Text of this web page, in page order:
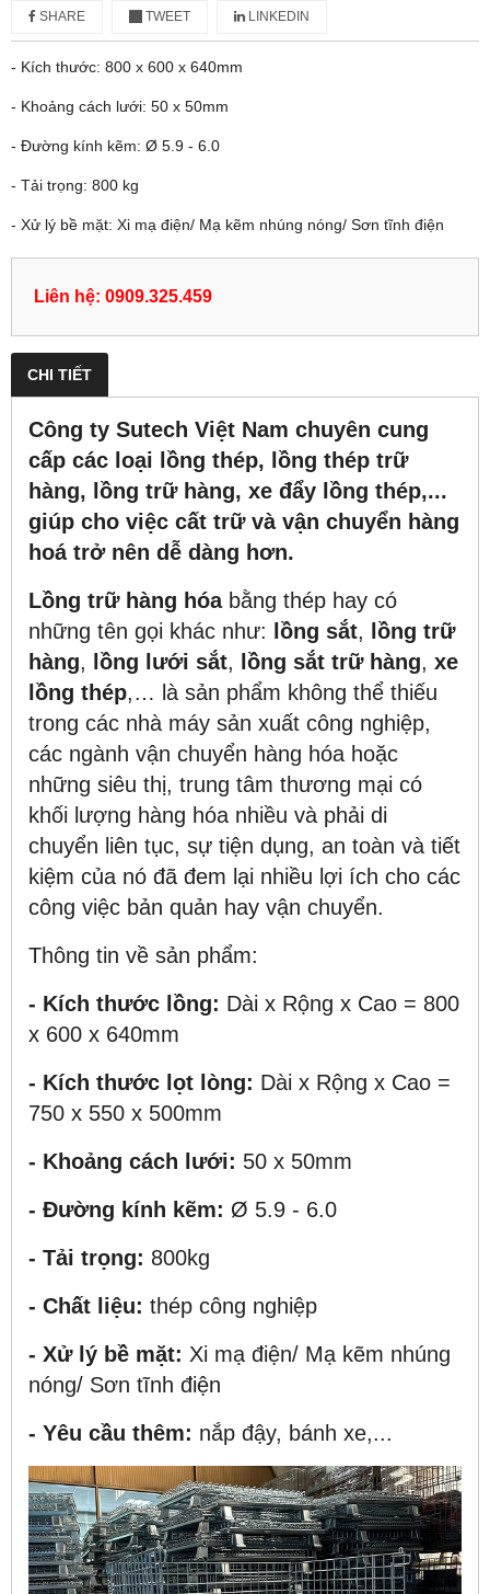
SHARE TWEET LINKEDIN
- Kích thước: 800 x 600 x 640mm
- Khoảng cách lưới: 50 x 50mm
- Đường kính kẽm: Ø 5.9 - 6.0
- Tải trọng: 800 kg
- Xử lý bề mặt: Xi mạ điện/ Mạ kẽm nhúng nóng/ Sơn tĩnh điện
Liên hệ: 0909.325.459
CHI TIẾT
Công ty Sutech Việt Nam chuyên cung
cấp các loại lồng thép, lồng thép trữ
hàng, lồng trữ hàng, xe đẩy lồng thép,...
giúp cho việc cất trữ và vận chuyển hàng
hoá trở nên dễ dàng hơn.
Lồng trữ hàng hóabằng thép hay có
những tên gọi khác như:
lồng sắt,
lồng trữ
hàng, lồng lưới sắt, lồng sắt trữ hàng, xe
lồng thép,… là sản phẩm không thể thiếu
trong các nhà máy sản xuất công nghiệp,
các ngành vận chuyển hàng hóa hoặc
những siêu thị, trung tâm thương mại có
khối lượng hàng hóa nhiều và phải di
chuyển liên tục, sự tiện dụng, an toàn và tiết
kiệm của nó đã đem lại nhiều lợi ích cho các
công việc bản quản hay vận chuyển.
Thông tin về sản phẩm:
- Kích thước lồng: Dài x Rộng x Cao = 800
x 600 x 640mm
- Kích thước lọt lòng: Dài x Rộng x Cao =
750 x 550 x 500mm
- Khoảng cách lưới: 50 x 50mm
- Đường kính kẽm: Ø 5.9 - 6.0
- Tải trọng: 800kg
- Chất liệu: thép công nghiệp
- Xử lý bề mặt: Xi mạ điện/ Mạ kẽm nhúng
nóng/ Sơn tĩnh điện
- Yêu cầu thêm: nắp đậy, bánh xe,...